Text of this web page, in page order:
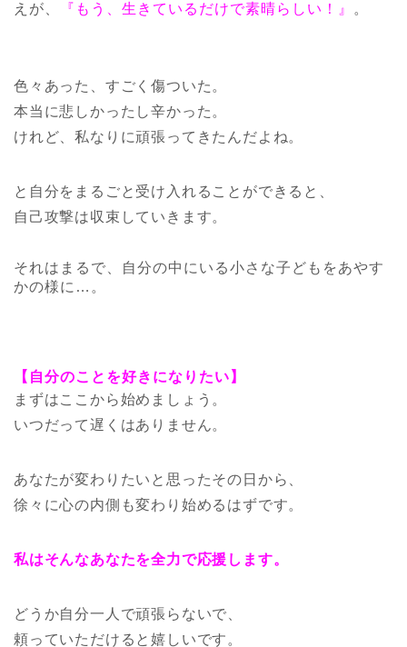
えが、
『もう、生きているだけで素晴らしい！』 。
色々あった、すごく傷ついた。
本当に悲しかったし辛かった。
けれど、私なりに頑張ってきたんだよね。
と自分をまるごと受け入れることができると、
自己攻撃は収束していきます。
それはまるで、自分の中にいる小さな子どもをあやす
かの様に…。
【自分のことを好きになりたい】
まずはここから始めましょう。
いつだって遅くはありません。
あなたが変わりたいと思ったその日から、
徐々に心の内側も変わり始めるはずです。
私はそんなあなたを全力で応援します。
どうか自分一人で頑張らないで、
頼っていただけると嬉しいです。